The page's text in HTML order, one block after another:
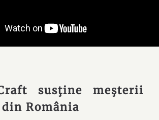
susţine meşterii
România